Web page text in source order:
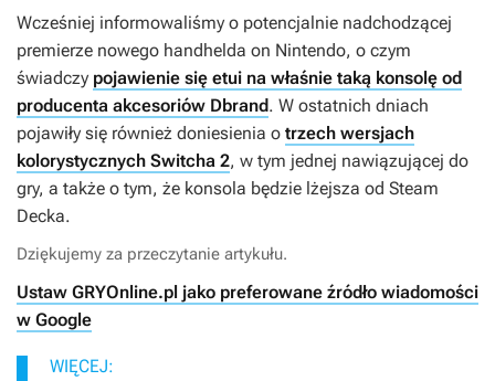
Wcześniej informowaliśmy o potencjalnie nadchodzącej
premierze nowego handhelda on Nintendo, o czym
świadczy pojawienie się etui na właśnie taką konsolę od
producenta akcesoriów Dbrand. W ostatnich dniach
pojawiły się również doniesienia o trzech wersjach
kolorystycznych Switcha 2, w tym jednej nawiązującej do
gry, a także o tym, że konsola będzie lżejsza od Steam
Decka.
Dziękujemy za przeczytanie artykułu.
Ustaw GRYOnline.pl jako preferowane źródło wiadomości
w Google
WIĘCEJ: